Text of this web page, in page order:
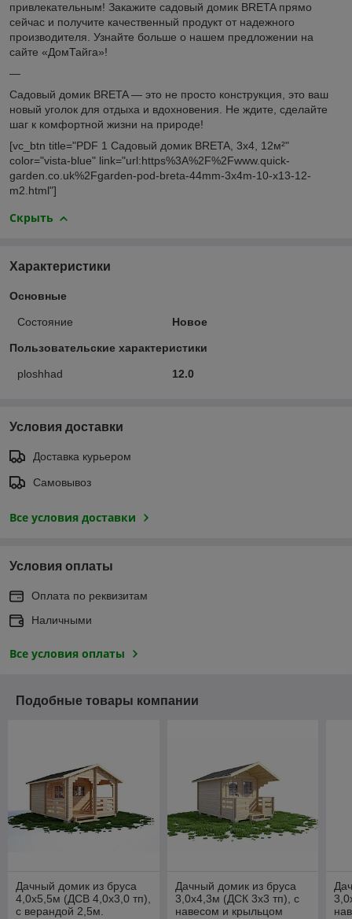
привлекательным! Закажите садовый домик BRETA прямо
сейчас и получите качественный продукт от надежного
производителя. Узнайте больше о нашем предложении на
сайте «ДомТайга»!
—
Садовый домик BRETA — это не просто конструкция, это ваш
новый уголок для отдыха и вдохновения. Не ждите, сделайте
шаг к комфортной жизни на природе!
[vc_btn title="PDF 1 Садовый домик BRETA, 3x4, 12м²"
color="vista-blue" link="url:https%3A%2F%2Fwww.quick-
garden.co.uk%2Fgarden-pod-breta-44mm-3x4m-10-x13-12-
m2.html"]
Скрыть
Характеристики
Основные
Состояние Новое
Пользовательские характеристики
ploshhad 12.0
Условия доставки
Доставка курьером
Самовывоз
Все условия доставки
Условия оплаты
Оплата по реквизитам
Наличными
Все условия оплаты
Подобные товары компании
Дачный домик из бруса
4,0х5,5м (ДСВ 4,0х3,0 тп),
с верандой 2,5м.
Дачный домик из бруса
3,0х4,3м (ДСК 3х3 тп), с
навесом и крыльцом